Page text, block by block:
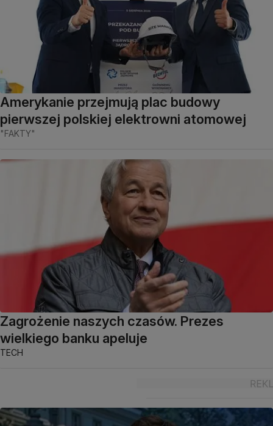
Amerykanie przejmują plac budowy
pierwszej polskiej elektrowni atomowej
"FAKTY"
Zagrożenie naszych czasów. Prezes
wielkiego banku apeluje
TECH